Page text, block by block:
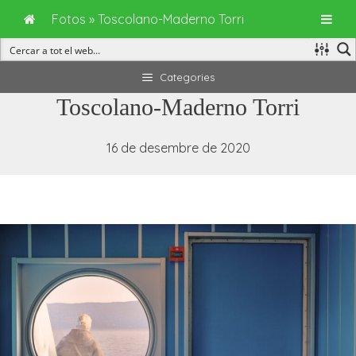
al
Categories
Toscolano-Maderno Torri
16 de desembre de 2020
Fotos » Toscolano-Maderno Torri